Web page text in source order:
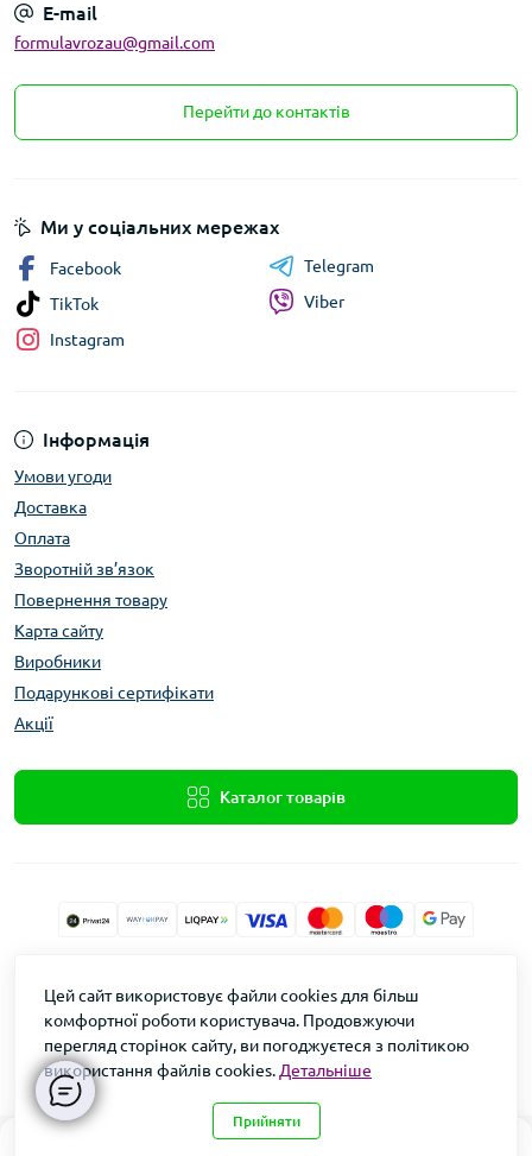
0
E-mail
formulavrozau@gmail.com
Перейти до контактів
Інформація
Умови угоди
Доставка
Оплата
Зворотній зв’язок
Повернення товару
Карта сайту
Виробники
Подарункові сертифікати
Акції
Каталог товарів
Ми у соціальних мережах
Facebook
TikTok
Instagram
Telegram
Viber
Формула Врожаю © 2026
Цей сайт використовує файли cookies для більш
комфортної роботи користувача. Продовжуючи
перегляд сторінок сайту, ви погоджуєтеся з політикою
використання файлів cookies. Детальніше
Прийняти